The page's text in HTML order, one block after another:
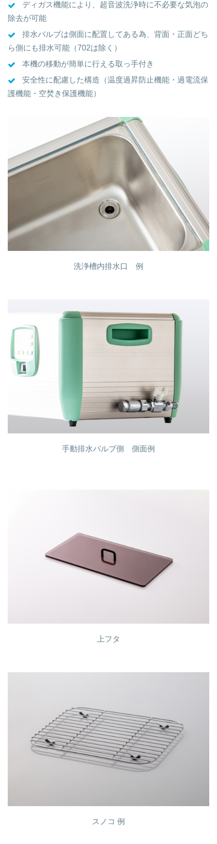
ディガス機能により、超音波洗浄時に不必要な気泡の
除去が可能
排水バルブは側面に配置してある為、背面・正面どち
ら側にも排水可能（702は除く）
本機の移動が簡単に行える取っ手付き
安全性に配慮した構造（温度過昇防止機能・過電流保
護機能・空焚き保護機能）
洗浄槽内排水口 例
手動排水バルブ側 側面例
上フタ
スノコ 例